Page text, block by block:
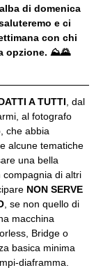
di domenica
e ci
con chi
opzione. ⛰🌄
A TUTTI , dal
al fotografo
che abbia
alcune tematiche
una bella
di altri
NON SERVE
, se non quello di
macchina
Bridge o
basica minima
diaframma.